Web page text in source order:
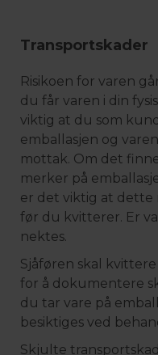
Transportskader
Risikoen for varen
du får varen i din
viktig at du som
emballasjen og
mottak. Om det
merker på
er det viktig at dette
før du kvitterer. Er
nektes.
Sjåføren skal
for å dokumentere
du tar vare på
besiktiges ved
Skjulte